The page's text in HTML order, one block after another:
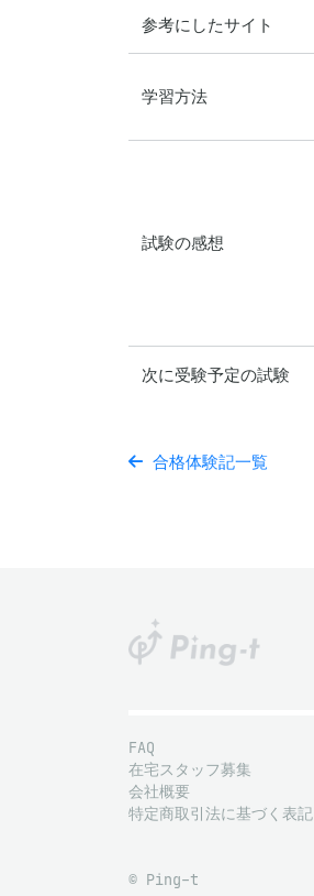
参考にしたサイト
学習方法
試験の感想
次に受験予定の試験
合格体験記一覧
FAQ
在宅スタッフ募集
会社概要
特定商取引法に基づく表記
© Ping-t